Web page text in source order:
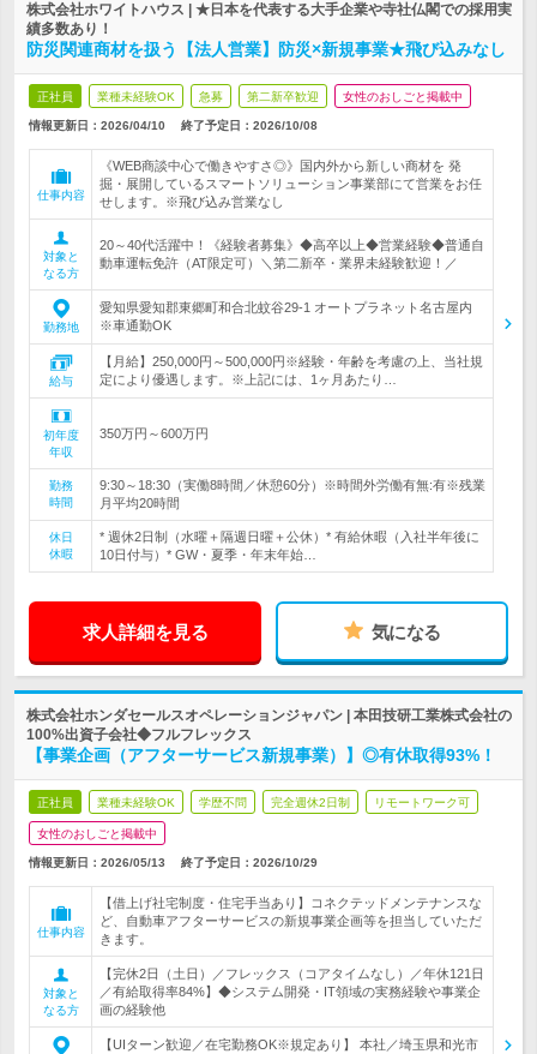
株式会社ホワイトハウス | ★日本を代表する大手企業や寺社仏閣での採用実
績多数あり！
防災関連商材を扱う【法人営業】防災×新規事業★飛び込みなし
正社員 業種未経験OK 急募 第二新卒歓迎 女性のおしごと掲載中
情報更新日：2026/04/10 終了予定日： 2026/10/08
仕事内容
《WEB商談中心で働きやすさ◎》国内外から新しい商材を 発
掘・展開しているスマートソリューション事業部にて営業をお任
せします。※飛び込み営業なし
対象と
なる方
20～40代活躍中！《経験者募集》◆高卒以上◆営業経験◆普通自
動車運転免許（AT限定可）＼第二新卒・業界未経験歓迎！／
勤務地
愛知県愛知郡東郷町和合北蚊谷29-1 オートプラネット名古屋内
※車通勤OK
給与
【月給】250,000円～500,000円※経験・年齢を考慮の上、当社規
定により優遇します。※上記には、1ヶ月あたり…
初年度
年収
350万円～600万円
勤務
時間
9:30～18:30（実働8時間／休憩60分）※時間外労働有無:有※残業
月平均20時間
休日
休暇
* 週休2日制（水曜＋隔週日曜＋公休）* 有給休暇（入社半年後に
10日付与）* GW・夏季・年末年始…
求人詳細を見る 気になる
株式会社ホンダセールスオペレーションジャパン | 本田技研工業株式会社の
100%出資子会社◆フルフレックス
【事業企画（アフターサービス新規事業）】◎有休取得93%！
正社員 業種未経験OK 学歴不問 完全週休2日制 リモートワーク可
女性のおしごと掲載中
情報更新日：2026/05/13 終了予定日： 2026/10/29
仕事内容
【借上げ社宅制度・住宅手当あり】コネクテッドメンテナンスな
ど、自動車アフターサービスの新規事業企画等を担当していただ
きます。
対象と
なる方
【完休2日（土日）／フレックス（コアタイムなし）／年休121日
／有給取得率84%】◆システム開発・IT領域の実務経験や事業企
画の経験他
【UIターン歓迎／在宅勤務OK※規定あり】 本社／埼玉県和光市